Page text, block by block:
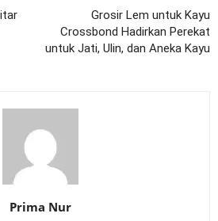
Grosir Lem untuk Kayu
Crossbond Hadirkan Perekat
untuk Jati, Ulin, dan Aneka Kayu
Prima Nur